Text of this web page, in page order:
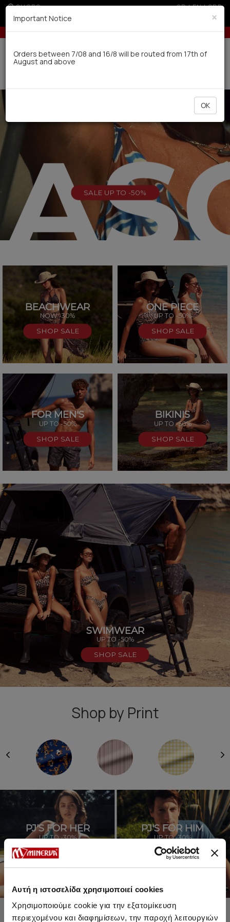
Αυτή η ιστοσελίδα χρησιμοποιεί cookies
Χρησιμοποιούμε cookie για την εξατομίκευση
περιεχομένου και διαφημίσεων, την παροχή λειτουργιών
SHOPS GR|EN|SRB
5% off for orders over 250€ for EU & 300€ for non
orders over 50€
Delivery in 7-9 working days via UPS
SALE UP TO -50%
BEACHWEAR
NOW -30%
SHOP SALE
ONE PIECE
UP TO -50%
SHOP SALE
FOR MEN'S
UP TO -50%
SHOP SALE
BIKINIS
UP TO -50%
SHOP SALE
SWIMWEAR
UP TO -50%
SHOP SALE
Shop by Print
PJ'S FOR HER
UP TO -30%
SHOP SALE
PJ'S FOR HIM
UP TO -30%
SHOP SALE
×
Important Notice
Orders between 7/08 and 16/8 will be routed from 17th of
August and above
OK